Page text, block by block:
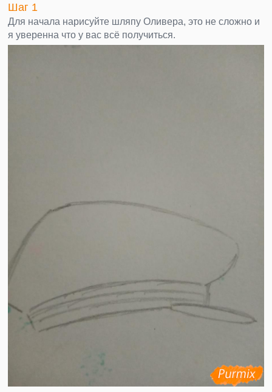
Шаг 1
Для начала нарисуйте шляпу Оливера, это не сложно и
я уверенна что у вас всё получиться.